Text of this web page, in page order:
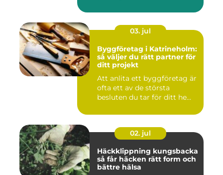
03. jul
Byggföretag i Katrineholm:
så väljer du rätt partner för
ditt projekt
Att anlita ett byggföretag är
ofta ett av de största
besluten du tar för ditt he...
02. jul
Häckklippning kungsbacka
så får häcken rätt form och
bättre hälsa